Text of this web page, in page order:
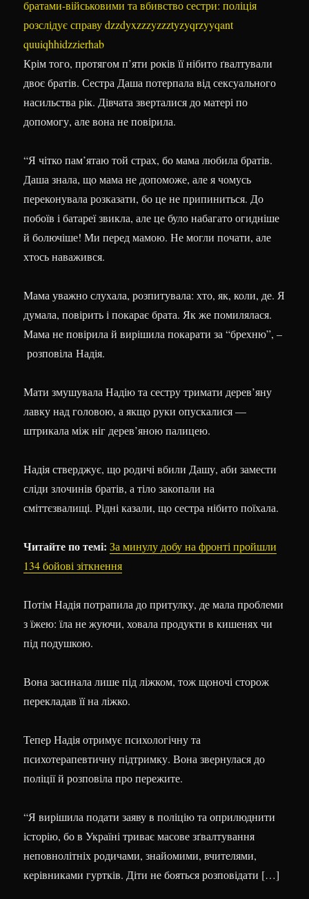
Крім того, протягом п’яти років її нібито ґвалтували
двоє братів. Сестра Даша потерпала від сексуального
насильства рік. Дівчата зверталися до матері по
допомогу, але вона не повірила.
“Я чітко пам’ятаю той страх, бо мама любила братів.
Даша знала, що мама не допоможе, але я чомусь
переконувала розказати, бо це не припиниться. До
побоїв і батареї звикла, але це було набагато огидніше
й болючіше! Ми перед мамою. Не могли почати, але
хтось наважився.
Мама уважно слухала, розпитувала: хто, як, коли, де. Я
думала, повірить і покарає брата. Як же помилялася.
Мама не повірила й вирішила покарати за “брехню”, –
розповіла Надія.
Мати змушувала Надію та сестру тримати дерев’яну
лавку над головою, а якщо руки опускалися —
штрикала між ніг дерев’яною палицею.
Надія стверджує, що родичі вбили Дашу, аби замести
сліди злочинів братів, а тіло закопали на
сміттєзвалищі. Рідні казали, що сестра нібито поїхала.
Читайте по темі: За минулу добу на фронті пройшли
134 бойові зіткнення
Потім Надія потрапила до притулку, де мала проблеми
з їжею: їла не жуючи, ховала продукти в кишенях чи
під подушкою.
Вона засинала лише під ліжком, тож щоночі сторож
перекладав її на ліжко.
Тепер Надія отримує психологічну та
психотерапевтичну підтримку. Вона звернулася до
поліції й розповіла про пережите.
“Я вирішила подати заяву в поліцію та оприлюднити
історію, бо в Україні триває масове зґвалтування
неповнолітніх родичами, знайомими, вчителями,
керівниками гуртків. Діти не бояться розповідати […]